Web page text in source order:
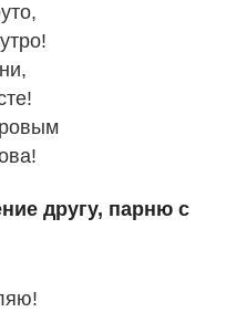
другу, парню с